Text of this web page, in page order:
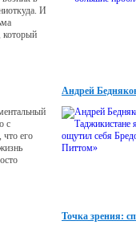
И
который
ему это
с
что его
Андрей
Точка зрения: